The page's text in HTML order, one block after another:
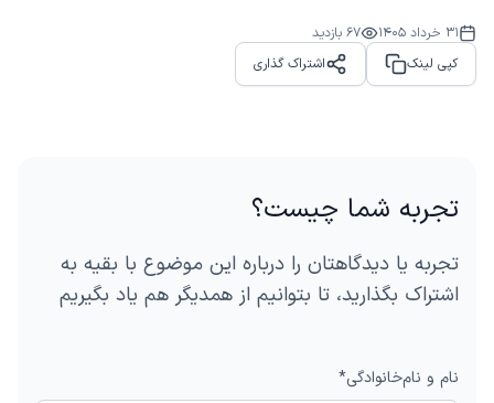
31 خرداد 1405 67 بازدید
کپی لینک
اشتراک گذاری
Share
تجربه شما چیست؟
تجربه یا دیدگاهتان را درباره این موضوع با بقیه به
اشتراک بگذارید، تا بتوانیم از همدیگر هم یاد بگیریم
نام و نام‌خانوادگی*